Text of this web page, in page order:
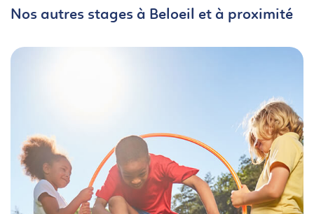
Nos autres stages à Beloeil et à proximité